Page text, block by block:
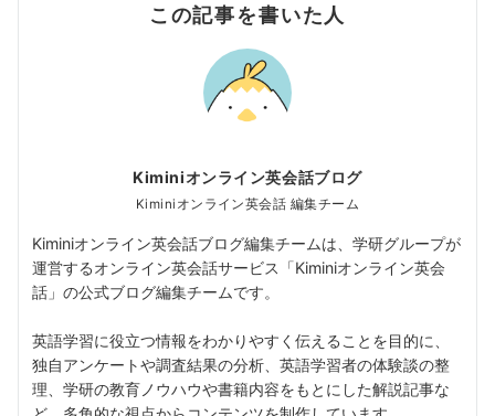
この記事を書いた人
Kiminiオンライン英会話ブログ
Kiminiオンライン英会話 編集チーム
Kiminiオンライン英会話ブログ編集チームは、学研グループが
運営するオンライン英会話サービス「Kiminiオンライン英会
話」の公式ブログ編集チームです。
英語学習に役立つ情報をわかりやすく伝えることを目的に、
独自アンケートや調査結果の分析、英語学習者の体験談の整
理、学研の教育ノウハウや書籍内容をもとにした解説記事な